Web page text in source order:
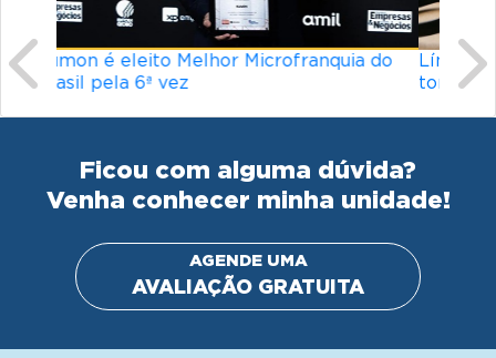
Ficou com alguma dúvida?
Venha conhecer minha unidade!
IR PARA O SITE